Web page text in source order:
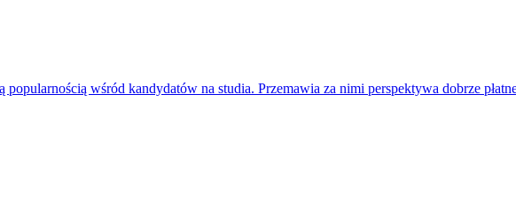
wśród kandydatów na studia. Przemawia za nimi perspektywa dobrze